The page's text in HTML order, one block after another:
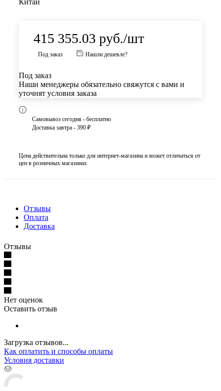
415 355.03 руб./шт
Под заказ Нашли дешевле?
Под заказ
Наши менеджеры обязательно свяжутся с вами и
уточнят условия заказа
Самовывоз сегодня - бесплатно
Доставка завтра - 390 ₽
Цена действительна только для интернет-магазина и может отличаться от
цен в розничных магазинах
Отзывы
Оплата
Доставка
Отзывы
Нет оценок
Оставить отзыв
Загрузка отзывов...
Как оплатить и способы оплаты
Условия доставки